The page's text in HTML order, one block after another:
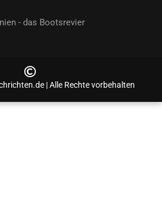
- das Bootsrevier
| Alle Rechte vorbehalten